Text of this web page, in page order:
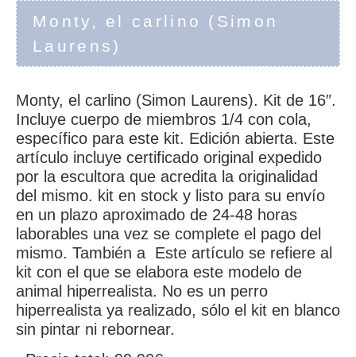
Monty, el carlino (Simon
Laurens)
Monty, el carlino (Simon Laurens). Kit de 16″.
Incluye cuerpo de miembros 1/4 con cola,
específico para este kit. Edición abierta. Este
artículo incluye certificado original expedido
por la escultora que acredita la originalidad
del mismo. kit en stock y listo para su envío
en un plazo aproximado de 24-48 horas
laborables una vez se complete el pago del
mismo. También a Este artículo se refiere al
kit con el que se elabora este modelo de
animal hiperrealista. No es un perro
hiperrealista ya realizado, sólo el kit en blanco
sin pintar ni rebornear.